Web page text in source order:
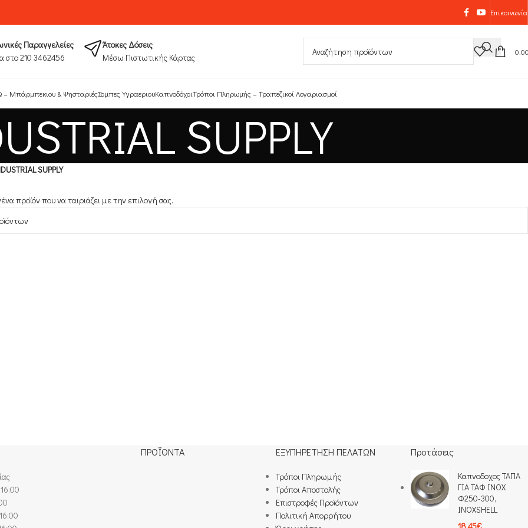
Επικοινωνία
Παραγγελείες
στο 210 3462456
Άτοκες Δόσεις
Μέσω Πιστωτικής Κάρτας
– Μπάρμπεκιου & ΨησταριέςΣομπες ΥγραεριουΚαπνοδόχοιΤρόποι Πληρωμής​ – Τραπεζικοί Λογαριασμοί
SUPPLY
SUPPLY
προϊόν που να ταιριάζει με την επιλογή σας.
ΠΡΟΪΟΝΤΑ ΕΞΥΠΗΡΕΤΗΣΗ ΠΕΛΑΤΩΝ
Τρόποι Πληρωμής​
Τρόποι Αποστολής
Επιστροφές Προϊόντων
Πολιτική Απορρήτου
Προτάσεις
Καπνοδοχος ΤΑΠΑ
ΓΙΑ ΤΑΦ INOX
Φ250-300,
INOXSHELL
18.45€